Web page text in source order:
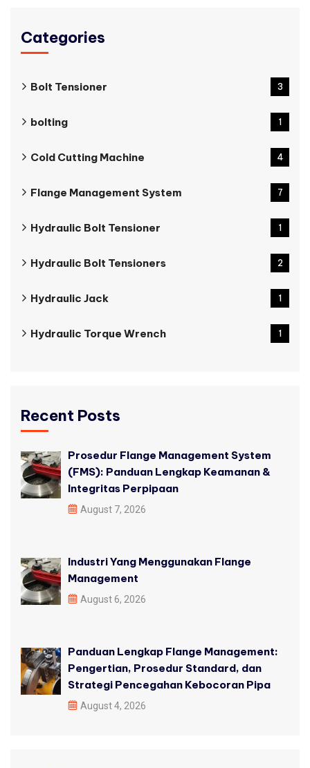
Categories
Bolt Tensioner 3
bolting 1
Cold Cutting Machine 4
Flange Management System 7
Hydraulic Bolt Tensioner 1
Hydraulic Bolt Tensioners 2
Hydraulic Jack 1
Hydraulic Torque Wrench 1
Recent Posts
Prosedur Flange Management System
(FMS): Panduan Lengkap Keamanan &
Integritas Perpipaan
August 7, 2026
Industri Yang Menggunakan Flange
Management
August 6, 2026
Panduan Lengkap Flange Management:
Pengertian, Prosedur Standard, dan
Strategi Pencegahan Kebocoran Pipa
August 4, 2026